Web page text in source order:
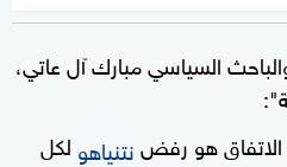
السياسي مبارك آل عاتي،
الاتفاق هو رفضنتنياهو لكل